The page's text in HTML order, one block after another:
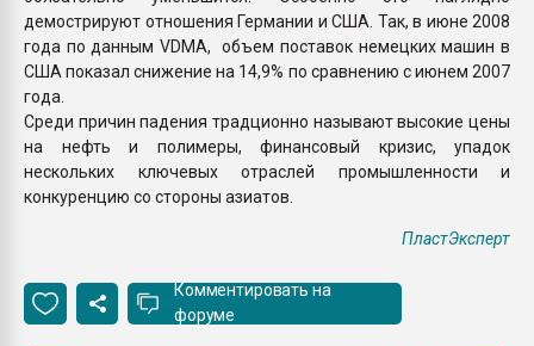
демострируют отношения Германии и США. Так, в июне 2008
года по данным VDMA, объем поставок немецких машин в
США показал снижение на 14,9% по сравнению с июнем 2007
года.
Среди причин падения традционно называют высокие цены
на нефть и полимеры, финансовый кризис, упадок
нескольких ключевых отраслей промышленности и
конкуренцию со стороны азиатов.
ПластЭксперт
Комментировать на
форуме